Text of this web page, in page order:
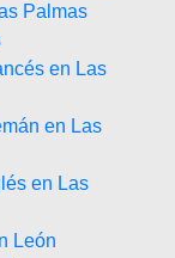
Palmas
en Las
en Las
en Las
León